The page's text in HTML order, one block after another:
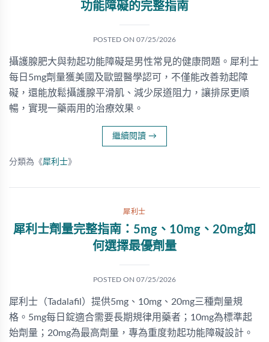
功能障礙的完整指南
POSTED ON 07/25/2026
攝護腺肥大與勃起功能障礙是男性常見的健康問題。犀利士
每日5mg劑量獲美國及歐盟醫學認可，不僅能改善勃起障
礙，還能放鬆攝護腺平滑肌、減少尿道阻力，讓排尿更順
暢，實現一藥兩用的治療效果。
繼續閱讀 →
分類為《犀利士》
犀利士
犀利士劑量完整指南：5mg、10mg、20mg如
何選擇最優劑量
POSTED ON 07/25/2026
犀利士（Tadalafil）提供5mg、10mg、20mg三種劑量規
格。5mg每日錠適合需要長期規律用藥者；10mg為標準起
始劑量；20mg為最高劑量，專為重度勃起功能障礙設計。